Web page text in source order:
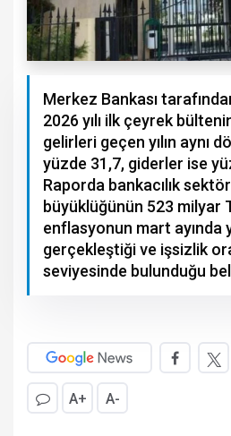
Merkez Bankası
2026 yılı ilk çeyrek
gelirleri geçen yılın aynı
yüzde 31,7, giderler ise
Raporda bankacılık
büyüklüğünün 523 milyar
enflasyonun mart ayında
gerçekleştiği ve işsizlik
seviyesinde bulunduğu
A+ A-